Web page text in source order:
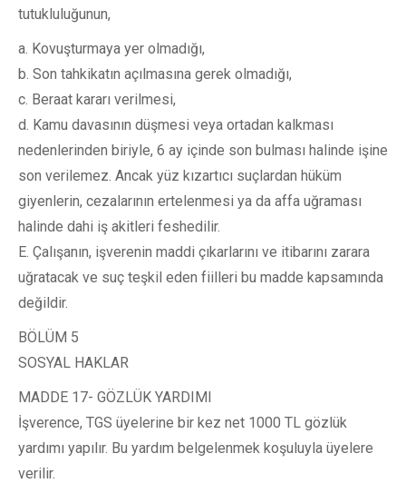
tutukluluğunun,
a. Kovuşturmaya yer olmadığı,
b. Son tahkikatın açılmasına gerek olmadığı,
c. Beraat kararı verilmesi,
d. Kamu davasının düşmesi veya ortadan kalkması
nedenlerinden biriyle, 6 ay içinde son bulması halinde işine
son verilemez. Ancak yüz kızartıcı suçlardan hüküm
giyenlerin, cezalarının ertelenmesi ya da affa uğraması
halinde dahi iş akitleri feshedilir.
E. Çalışanın, işverenin maddi çıkarlarını ve itibarını zarara
uğratacak ve suç teşkil eden fiilleri bu madde kapsamında
değildir.
BÖLÜM 5
SOSYAL HAKLAR
MADDE 17- GÖZLÜK YARDIMI
İşverence, TGS üyelerine bir kez net 1000 TL gözlük
yardımı yapılır. Bu yardım belgelenmek koşuluyla üyelere
verilir.